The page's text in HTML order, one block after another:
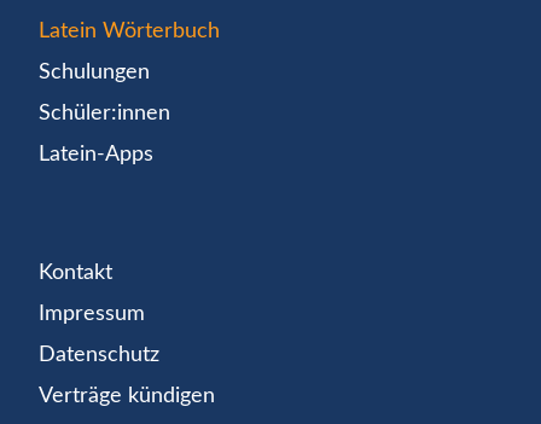
Latein Wörterbuch
Schulungen
Schüler:innen
Latein-Apps
Kontakt
Impressum
Datenschutz
Verträge kündigen